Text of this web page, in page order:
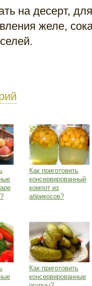
на десерт,
желе,
Как приготовить
консервированный
компот из
абрикосов?
Как приготовить
консервированные